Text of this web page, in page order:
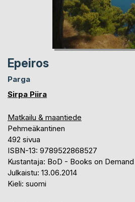
Epeiros
Parga
Sirpa Piira
Matkailu & maantiede
Pehmeäkantinen
492 sivua
ISBN-13: 9789522868527
Kustantaja: BoD - Books on Demand
Julkaistu: 13.06.2014
Kieli: suomi